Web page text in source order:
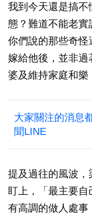
我到今天還是搞
態？難道不能老實
你們說的那些奇
嫁給他後，並非過
婆及維持家庭和樂
大家關注的消息
聞LINE
提及過往的風波，
盯上，「最主要
有高調的做人處事